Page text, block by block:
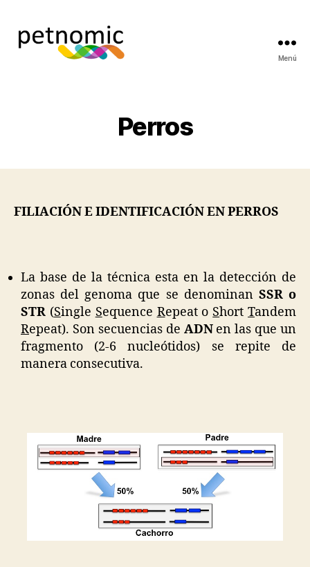
Menú
Perros
FILIACIÓN E IDENTIFICACIÓN EN PERROS
La base de la técnica esta en la detección de
zonas del genoma que se denominan SSR o
STR (Single Sequence Repeat o ShortTandem
Repeat). Son secuencias de ADNen las que un
fragmento (2-6 nucleótidos) se repite de
manera consecutiva.